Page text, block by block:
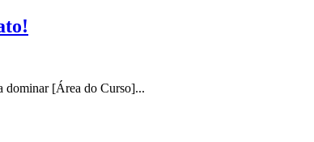
dominar [Área do Curso]...